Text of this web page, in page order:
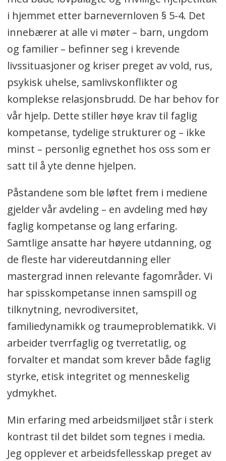
i hjemmet etter barnevernloven § 5-4. Det
innebærer at alle vi møter – barn, ungdom
og familier – befinner seg i krevende
livssituasjoner og kriser preget av vold, rus,
psykisk uhelse, samlivskonflikter og
komplekse relasjonsbrudd. De har behov for
vår hjelp. Dette stiller høye krav til faglig
kompetanse, tydelige strukturer og – ikke
minst – personlig egnethet hos oss som er
satt til å yte denne hjelpen.
Påstandene som ble løftet frem i mediene
gjelder vår avdeling – en avdeling med høy
faglig kompetanse og lang erfaring.
Samtlige ansatte har høyere utdanning, og
de fleste har videreutdanning eller
mastergrad innen relevante fagområder. Vi
har spisskompetanse innen samspill og
tilknytning, nevrodiversitet,
familiedynamikk og traumeproblematikk. Vi
arbeider tverrfaglig og tverretatlig, og
forvalter et mandat som krever både faglig
styrke, etisk integritet og menneskelig
ydmykhet.
Min erfaring med arbeidsmiljøet står i sterk
kontrast til det bildet som tegnes i media.
Jeg opplever et arbeidsfellesskap preget av